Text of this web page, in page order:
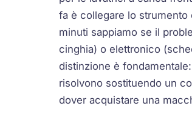
fa è collegare lo
minuti sappiamo se il
cinghia) o elettronico
distinzione è
risolvono sostituendo un
dover acquistare una